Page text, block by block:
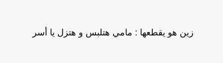
زين هو يقطعها : مامي هتلبس و هتزل يا أسر